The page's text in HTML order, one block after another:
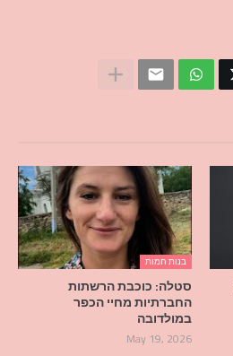
בנות חמות
סטלה: כוכבת הרשתות
החברתיות מחיי הכפר
במולדובה
May 19, 2026